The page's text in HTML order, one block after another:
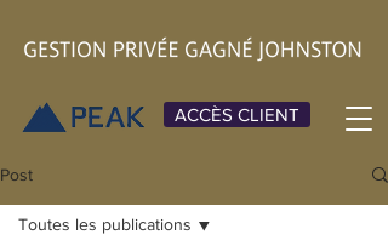
ACCÈS CLIENT
Post
Toutes les publications